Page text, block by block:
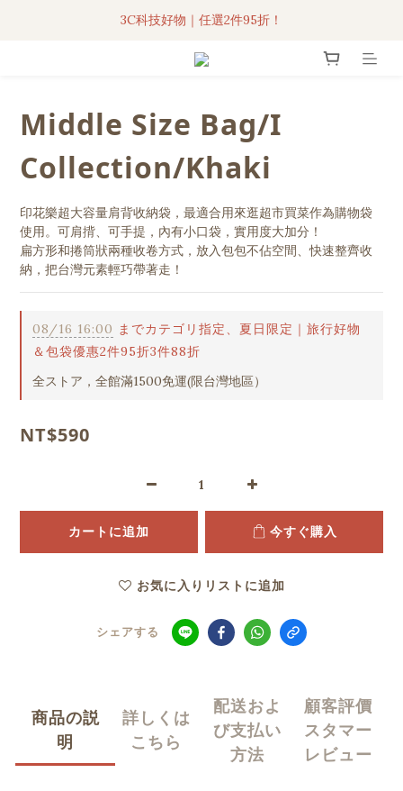
3C科技好物｜任選2件95折！
3C科技好物｜任選2件95折！
聯名iPhone手機殼現貨4折起🔥
3C科技好物｜任選2件95折！
Middle Size Bag/I
Collection/Khaki
印花樂超大容量肩背收納袋，最適合用來逛超市買菜作為購物袋
使用。可肩揹、可手提，內有小口袋，實用度大加分！
扁方形和捲筒狀兩種收卷方式，放入包包不佔空間、快速整齊收
納，把台灣元素輕巧帶著走！
08/16 16:00 までカテゴリ指定、夏日限定｜旅行好物
＆包袋優惠2件95折3件88折
全ストア，全館滿1500免運(限台灣地區）
NT$590
カートに追加 今すぐ購入
お気に入りリストに追加
シェアする
商品の説
明
詳しくは
こちら
配送およ
び支払い
方法
顧客評價
スタマー
レビュー